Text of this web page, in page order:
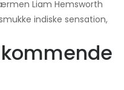
Liam Hemsworth
indiske sensation,